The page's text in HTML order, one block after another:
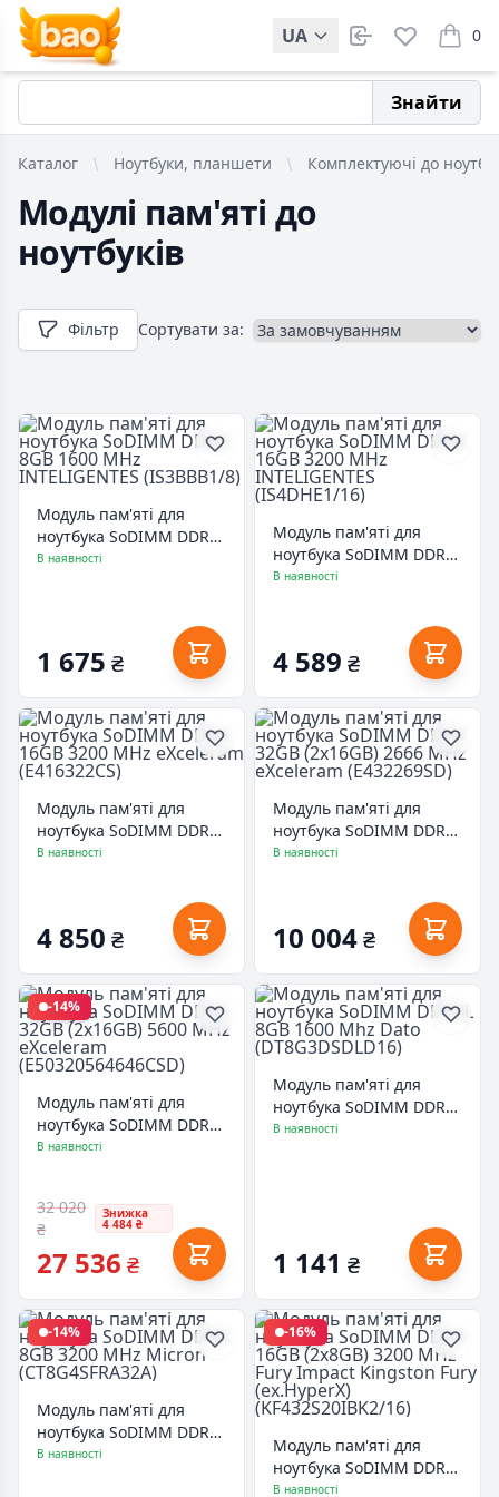
UA 0
items
Знайти
Каталог Ноутбуки, планшети Комплектуючі до
Модулі пам'яті до
ноутбуків
Фільтр Сортувати за:
Модуль пам'яті для
ноутбука SoDIMM DDR3
8GB 1600 MHz
В наявності
1 675 ₴
Модуль пам'яті для
ноутбука SoDIMM DDR4
16GB 3200 MHz
В наявності
4 589 ₴
Модуль пам'яті для
ноутбука SoDIMM DDR4
16GB 3200 MHz
В наявності
4 850 ₴
Модуль пам'яті для
ноутбука SoDIMM DDR4
32GB (2x16GB) 2666 MHz
В наявності
10 004₴
-14%
Модуль пам'яті для
ноутбука SoDIMM DDR5
32GB (2x16GB) 5600 MHz
В наявності
32 020
₴
Знижка
4 484 ₴
27 536 ₴
Модуль пам'яті для
ноутбука SoDIMM DDR3L
8GB 1600 Mhz Dato
В наявності
1 141 ₴
-14%
Модуль пам'яті для
ноутбука SoDIMM DDR4
8GB 3200 MHz Micron
В наявності
-16%
Модуль пам'яті для
ноутбука SoDIMM DDR4
16GB (2x8GB) 3200 MHz
В наявності